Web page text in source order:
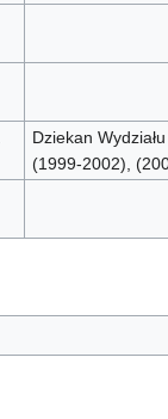
Dziekan
(1999-2002),